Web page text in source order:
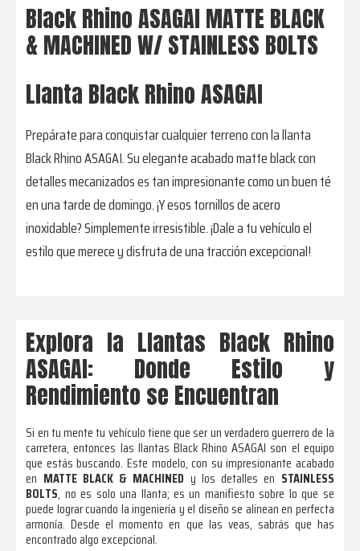
Black Rhino ASAGAI MATTE BLACK
& MACHINED W/ STAINLESS BOLTS
Llanta Black Rhino ASAGAI
Prepárate para conquistar cualquier terreno con la llanta
Black Rhino ASAGAI. Su elegante acabado matte black con
detalles mecanizados es tan impresionante como un buen té
en una tarde de domingo. ¡Y esos tornillos de acero
inoxidable? Simplemente irresistible. ¡Dale a tu vehículo el
estilo que merece y disfruta de una tracción excepcional!
Explora la Llantas Black Rhino
ASAGAI: Donde Estilo y
Rendimiento se Encuentran
Si en tu mente tu vehículo tiene que ser un verdadero guerrero de la
carretera, entonces las llantas Black Rhino ASAGAI son el equipo
que estás buscando. Este modelo, con su impresionante acabado
en MATTE BLACK & MACHINED y los detalles en STAINLESS
BOLTS, no es solo una llanta; es un manifiesto sobre lo que se
puede lograr cuando la ingeniería y el diseño se alinean en perfecta
armonía. Desde el momento en que las veas, sabrás que has
encontrado algo excepcional.